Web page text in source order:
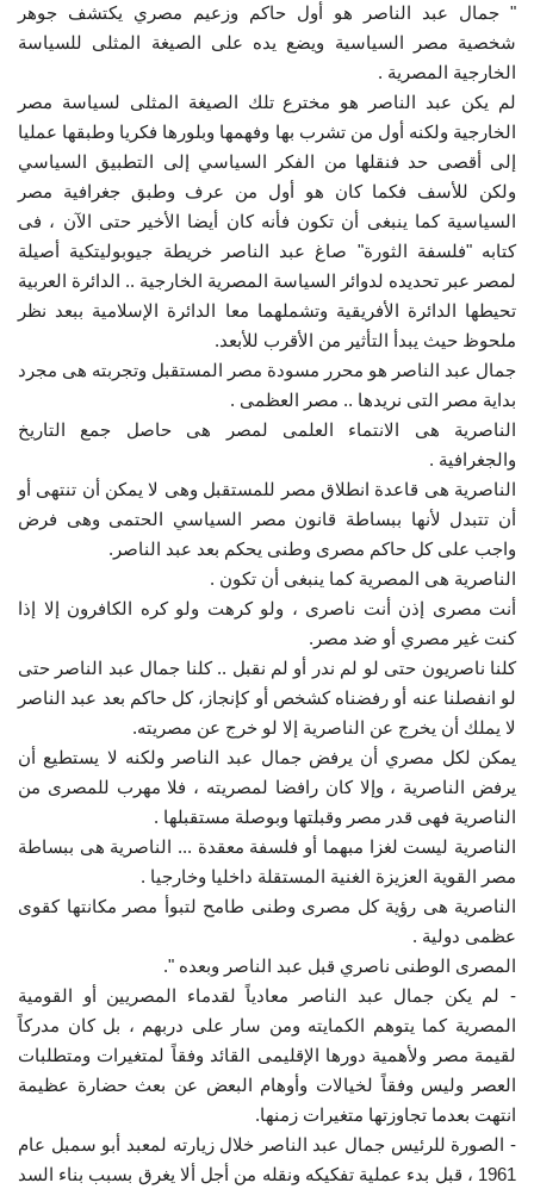
" جمال عبد الناصر هو أول حاكم وزعيم مصري يكتشف جوهر
شخصية مصر السياسية ويضع يده على الصيغة المثلى للسياسة
الخارجية المصرية .
لم يكن عبد الناصر هو مخترع تلك الصيغة المثلى لسياسة مصر
الخارجية ولكنه أول من تشرب بها وفهمها وبلورها فكريا وطبقها عمليا
إلى أقصى حد فنقلها من الفكر السياسي إلى التطبيق السياسي
ولكن للأسف فكما كان هو أول من عرف وطبق جغرافية مصر
السياسية كما ينبغى أن تكون فأنه كان أيضا الأخير حتى الآن ، فى
كتابه "فلسفة الثورة" صاغ عبد الناصر خريطة جيوبوليتكية أصيلة
لمصر عبر تحديده لدوائر السياسة المصرية الخارجية .. الدائرة العربية
تحيطها الدائرة الأفريقية وتشملهما معا الدائرة الإسلامية ببعد نظر
ملحوظ حيث يبدأ التأثير من الأقرب للأبعد.
جمال عبد الناصر هو محرر مسودة مصر المستقبل وتجربته هى مجرد
بداية مصر التى نريدها .. مصر العظمى .
الناصرية هى الانتماء العلمى لمصر هى حاصل جمع التاريخ
والجغرافية .
الناصرية هى قاعدة انطلاق مصر للمستقبل وهى لا يمكن أن تنتهى أو
أن تتبدل لأنها ببساطة قانون مصر السياسي الحتمى وهى فرض
واجب على كل حاكم مصرى وطنى يحكم بعد عبد الناصر.
الناصرية هى المصرية كما ينبغى أن تكون .
أنت مصرى إذن أنت ناصرى ، ولو كرهت ولو كره الكافرون إلا إذا
كنت غير مصري أو ضد مصر.
كلنا ناصريون حتى لو لم ندر أو لم نقبل .. كلنا جمال عبد الناصر حتى
لو انفصلنا عنه أو رفضناه كشخص أو كإنجاز، كل حاكم بعد عبد الناصر
لا يملك أن يخرج عن الناصرية إلا لو خرج عن مصريته.
يمكن لكل مصري أن يرفض جمال عبد الناصر ولكنه لا يستطيع أن
يرفض الناصرية ، وإلا كان رافضا لمصريته ، فلا مهرب للمصرى من
الناصرية فهى قدر مصر وقبلتها وبوصلة مستقبلها .
الناصرية ليست لغزا مبهما أو فلسفة معقدة ... الناصرية هى ببساطة
مصر القوية العزيزة الغنية المستقلة داخليا وخارجيا .
الناصرية هى رؤية كل مصرى وطنى طامح لتبوأ مصر مكانتها كقوى
عظمى دولية .
المصرى الوطنى ناصري قبل عبد الناصر وبعده ".
- لم يكن جمال عبد الناصر معادياً لقدماء المصريين أو القومية
المصرية كما يتوهم الكمايته ومن سار على دربهم ، بل كان مدركاً
لقيمة مصر ولأهمية دورها الإقليمى القائد وفقاً لمتغيرات ومتطلبات
العصر وليس وفقاً لخيالات وأوهام البعض عن بعث حضارة عظيمة
انتهت بعدما تجاوزتها متغيرات زمنها.
- الصورة للرئيس جمال عبد الناصر خلال زيارته لمعبد أبو سمبل عام
1961 ، قبل بدء عملية تفكيكه ونقله من أجل ألا يغرق بسبب بناء السد